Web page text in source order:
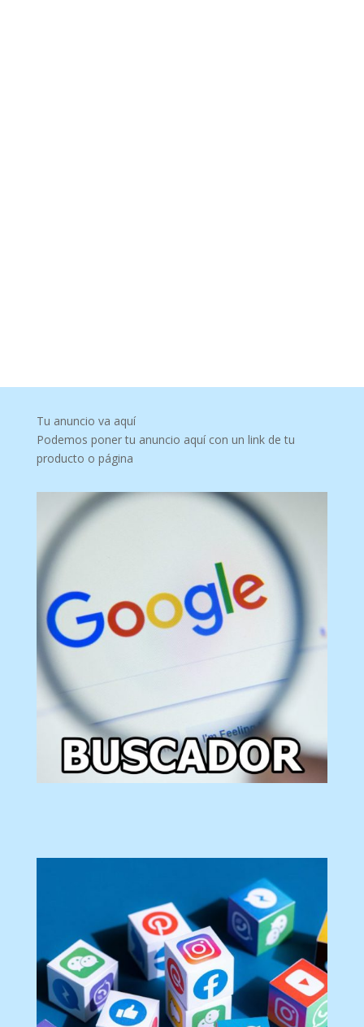
Tu anuncio va aquí
Podemos poner tu anuncio aquí con un link de tu
producto o página